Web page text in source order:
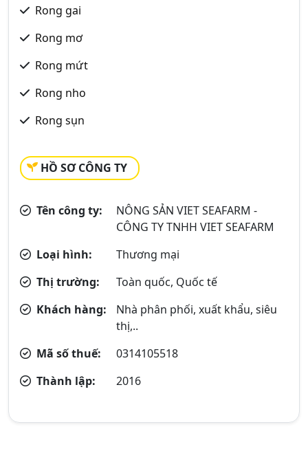
Rong gai
Rong mơ
Rong mứt
Rong nho
Rong sụn
HỒ SƠ CÔNG TY
Tên công ty:
NÔNG SẢN VIET SEAFARM -
CÔNG TY TNHH VIET SEAFARM
Loại hình:
Thương mại
Thị trường:
Toàn quốc, Quốc tế
Khách hàng:
Nhà phân phối, xuất khẩu, siêu
thị,..
Mã số thuế:
0314105518
Thành lập:
2016